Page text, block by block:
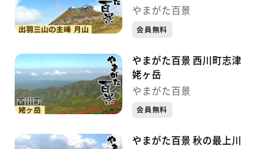
やまがた百景
会員無料
やまがた百景 西川町志津
姥ヶ岳
やまがた百景
会員無料
やまがた百景 秋の最上川